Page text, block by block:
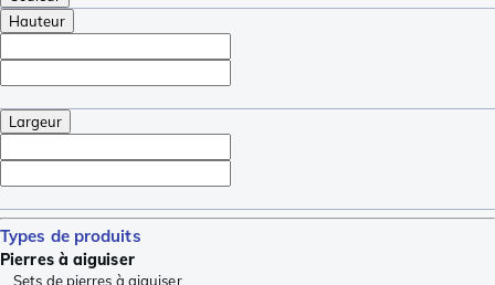
Hauteur
Largeur
Types de produits
Pierres à aiguiser
Sets de pierres à aiguiser